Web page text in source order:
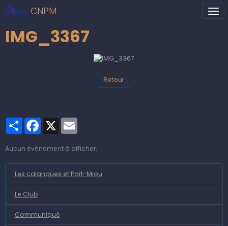
CNPM
IMG_3367
Retour
PartagerFacebook
X
Aucun évènement à afficher.
Les calanques et Port-Miou
Le Club
Communiqué